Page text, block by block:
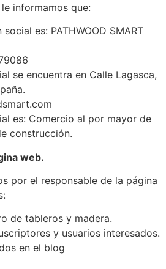
informamos que:
es: PATHWOOD SMART
se encuentra en Calle Lagasca,
es: Comercio al por mayor de
construcción.
web.
por el responsable de la página
de tableros y madera.
y usuarios interesados.
en el blog